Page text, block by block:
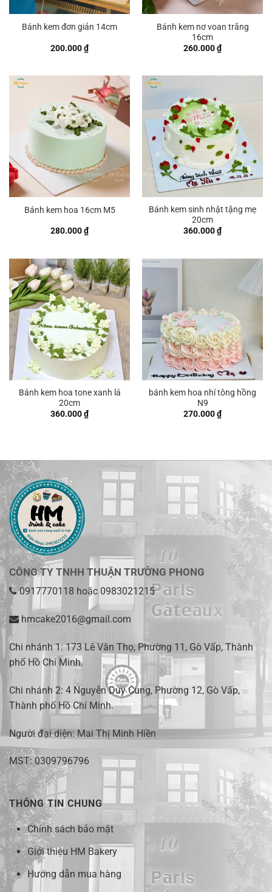
Bánh kem đơn giản 14cm
200.000₫
Bánh kem nơ voan trắng
16cm
260.000₫
Bánh kem hoa 16cm M5
280.000₫
Bánh kem sinh nhật tặng mẹ
20cm
360.000₫
Bánh kem hoa tone xanh lá
20cm
360.000₫
bánh kem hoa nhí tông hồng
N9
270.000₫
CÔNG TY TNHH THUẬN TRƯỜNG PHONG
0917770118 hoặc 0983021215
hmcake2016@gmail.com
Chi nhánh 1:173 Lê Văn Thọ, Phường 11, Gò Vấp, Thành
phố Hồ Chí Minh.
Chi nhánh 2: 4 Nguyễn Duy Cung, Phường 12, Gò Vấp,
Thành phố Hồ Chí Minh.
Người đại diện: Mai Thị Minh Hiền
MST: 0309796796
THÔNG TIN CHUNG
Chính sách bảo mật
Giới thiệu HM Bakery
Hướng dẫn mua hàng